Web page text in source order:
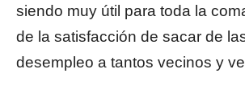
siendo muy útil para toda la
de la satisfacción de sacar de
desempleo a tantos vecinos y